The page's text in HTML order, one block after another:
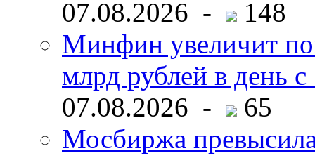
07.08.2026 -
148
Минфин увеличит
млрд рублей в день с
07.08.2026 -
65
Мосбиржа